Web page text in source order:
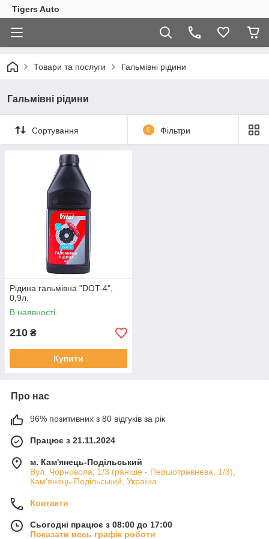
Tigers Auto
Товари та послуги Гальмівні рідини
Гальмівні рідини
Сортування 0 Фільтри
Рідина гальмівна "DOT-4",
0,9л.
В наявності
210 ₴
Купити
Про нас
96% позитивних з 80 відгуків за рік
Працює з 21.11.2024
м. Кам'янець-Подільський
Вул. Чорновола, 1/3 (раніше - Першотравнева, 1/3),
Кам'янець-Подільський, Україна
Контакти
Сьогодні працює з 08:00 до 17:00
Показати весь графік роботи